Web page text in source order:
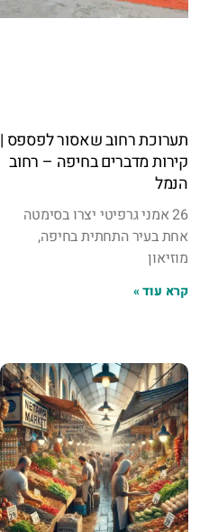
תערוכת רחוב שאסור לפספס |
קירות מדברים בחיפה – רחוב
הנמל
26 אמני גרפיטי יצרו בסימטה
אחת בעיר התחתית בחיפה,
מוזיאון
קרא עוד »